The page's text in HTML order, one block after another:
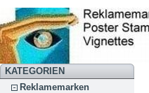
KATEGORIEN
Reklamemarken